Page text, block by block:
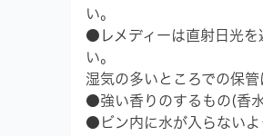
い。
●レメディーは直射日光を
い。
湿気の多いところでの保管
●強い香りのするもの(香
●ビン内に水が入らないよ